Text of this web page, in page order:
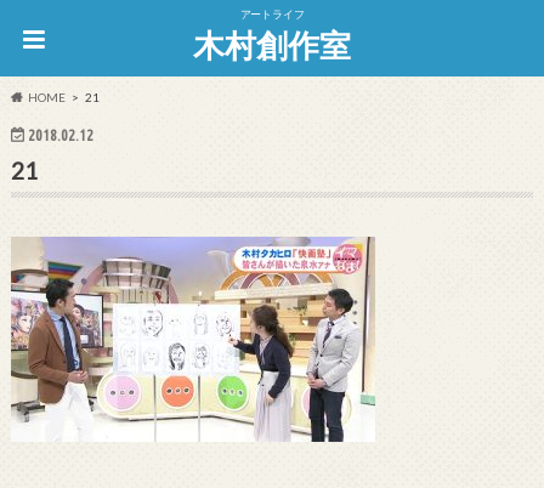
アートライフ
木村創作室
HOME 21
2018.02.12
21